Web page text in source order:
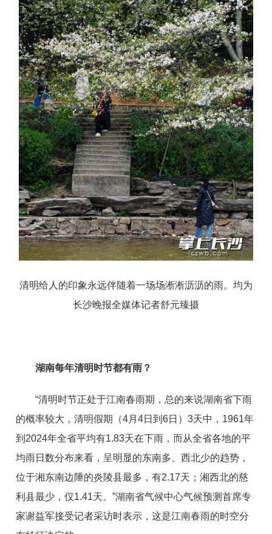
清明给人的印象永远伴随着一场场淅淅沥沥的雨。均为
长沙晚报全媒体记者舒元臻摄
湖南每年清明时节都有雨？
“清明时节正处于江南春雨期，总的来说湖南省下雨
的概率较大，清明假期（4月4日到6日）3天中，1961年
到2024年全省平均有1.83天在下雨，而从全省各地的平
均雨日数分布来看，呈明显的东南多、西北少的趋势，
位于湘东南边陲的炎陵县最多，有2.17天；湘西北的慈
利县最少，仅1.41天。”湖南省气候中心气候预测首席专
家谢益军接受记者采访时表示，这是江南春雨的时空分